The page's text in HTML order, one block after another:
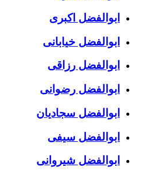
ابوالفضل اکبری
ابوالفضل خیابانی
ابوالفضل رزاقی
ابوالفضل رضوانی
ابوالفضل سجادیان
ابوالفضل سیفی
ابوالفضل شیروانی